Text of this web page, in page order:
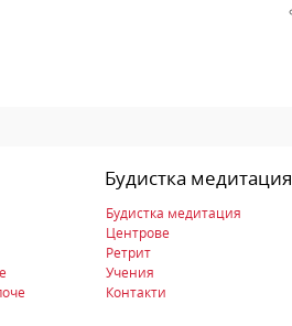
Будистка медитация
Будистка медитация
Центрове
Ретрит
Учения
Контакти